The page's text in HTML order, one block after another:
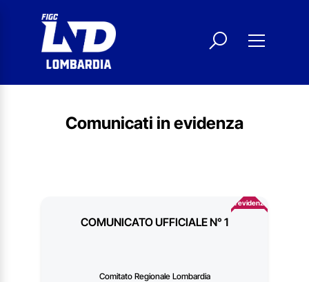
Comunicati in evidenza
In evidenza
COMUNICATO UFFICIALE N° 1
Comitato Regionale Lombardia